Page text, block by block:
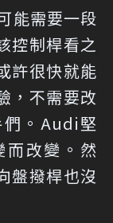
能需要一段
控制桿看之
許很快就能
，不需要改
。Audi堅
改變。然
盤撥桿也沒